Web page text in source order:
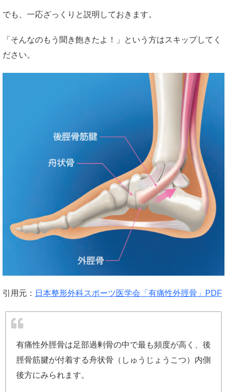
でも、一応ざっくりと説明しておきます。
「そんなのもう聞き飽きたよ！」という方はスキップしてく
ださい。
引用元： 日本整形外科スポーツ医学会「有痛性外脛骨」PDF
有痛性外脛骨は足部過剰骨の中で最も頻度が高く、後
脛骨筋腱が付着する舟状骨（しゅうじょうこつ）内側
後方にみられます。